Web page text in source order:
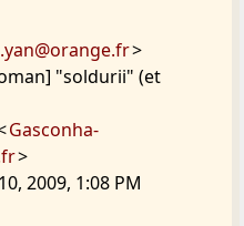
>
"soldurii" (et
Gasconha-
>
2009, 1:08 PM